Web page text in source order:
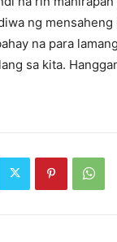
ng
na para
sa kita.